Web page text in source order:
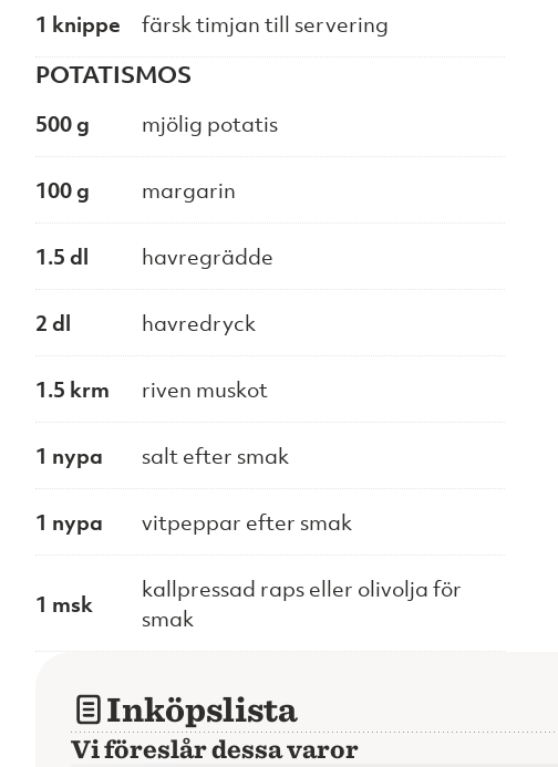
1 knippe färsk timjan till servering
POTATISMOS
500 g mjölig potatis
100 g margarin
1.5 dl havregrädde
2 dl havredryck
1.5 krm riven muskot
1 nypa salt efter smak
1 nypa vitpeppar efter smak
1 msk
kallpressad raps eller olivolja för
smak
Inköpslista
Vi föreslår dessa varor